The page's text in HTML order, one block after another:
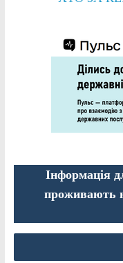
Інформація
проживають